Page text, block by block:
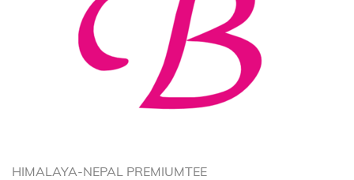
HIMALAYA-NEPAL PREMIUMTEE